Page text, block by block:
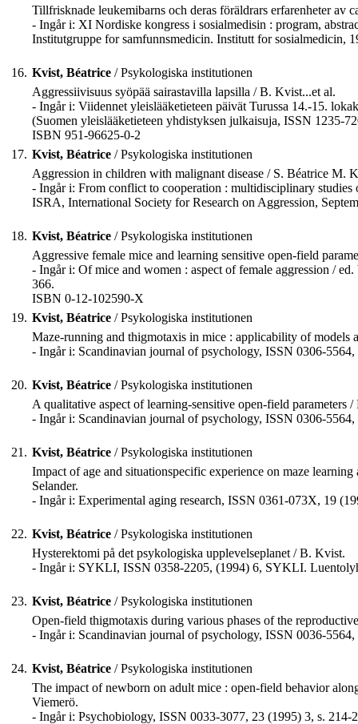
Tillfrisknade leukemibarns och deras föräldrars erfarenheter av
- Ingår i: XI Nordiske kongress i sosialmedisin : program,
Institutgruppe for samfunnsmedicin. Institutt for sosialmedicin,
16. Kvist, Béatrice / Psykologiska institutionen
Aggressiivisuus syöpää sairastavilla lapsilla / B. Kvist...et al.
- Ingår i: Viidennet yleislääketieteen päivät Turussa 14.-15.
(Suomen yleislääketieteen yhdistyksen julkaisuja, ISSN 1235-
ISBN 951-96625-0-2
17. Kvist, Béatrice / Psykologiska institutionen
Aggression in children with malignant disease / S. Béatrice M.
- Ingår i: From conflict to cooperation : multidisciplinary
ISRA, International Society for Research on Aggression,
18. Kvist, Béatrice / Psykologiska institutionen
Aggressive female mice and learning sensitive open-field
- Ingår i: Of mice and women : aspect of female aggression /
366.
ISBN 0-12-102590-X
19. Kvist, Béatrice / Psykologiska institutionen
Maze-running and thigmotaxis in mice : applicability of models
- Ingår i: Scandinavian journal of psychology, ISSN 0306-
20. Kvist, Béatrice / Psykologiska institutionen
A qualitative aspect of learning-sensitive open-field parameters
- Ingår i: Scandinavian journal of psychology, ISSN 0306-
21. Kvist, Béatrice / Psykologiska institutionen
Impact of age and situationspecific experience on maze
Selander.
- Ingår i: Experimental aging research, ISSN 0361-073X, 19
22. Kvist, Béatrice / Psykologiska institutionen
Hysterektomi på det psykologiska upplevelseplanet / B. Kvist.
- Ingår i: SYKLI, ISSN 0358-2205, (1994) 6, SYKLI.
23. Kvist, Béatrice / Psykologiska institutionen
Open-field thigmotaxis during various phases of the
- Ingår i: Scandinavian journal of psychology, ISSN 0036-
24. Kvist, Béatrice / Psykologiska institutionen
The impact of newborn on adult mice : open-field behavior
Viemerö.
- Ingår i: Psychobiology, ISSN 0033-3077, 23 (1995) 3, s. 214-